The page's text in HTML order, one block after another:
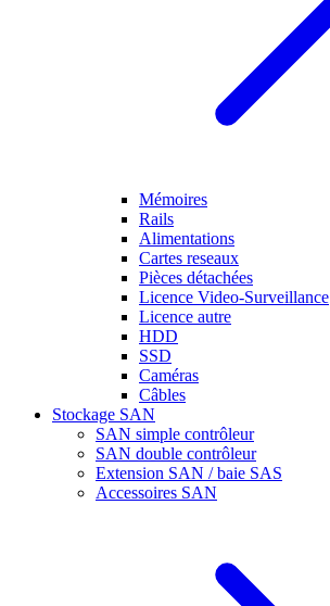
Mémoires
Rails
Alimentations
Cartes reseaux
Pièces détachées
Licence Video-Surveillance
Licence autre
HDD
SSD
Caméras
Câbles
Stockage SAN
SAN simple contrôleur
SAN double contrôleur
Extension SAN / baie SAS
Accessoires SAN